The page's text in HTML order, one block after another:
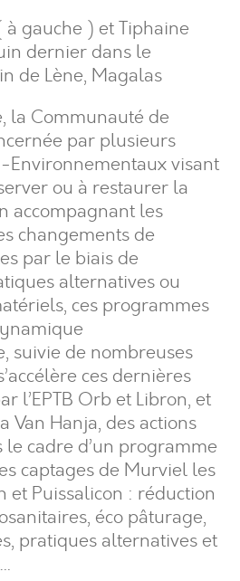
à gauche ) et Tiphaine
dernier dans le
de Lène, Magalas
la Communauté de
par plusieurs
Environnementaux visant
ou à restaurer la
accompagnant les
changements de
par le biais de
alternatives ou
ces programmes
suivie de nombreuses
ces dernières
l’EPTB Orb et Libron, et
Van Hanja, des actions
le cadre d’un programme
captages de Murviel les
et Puissalicon : réduction
éco pâturage,
pratiques alternatives et